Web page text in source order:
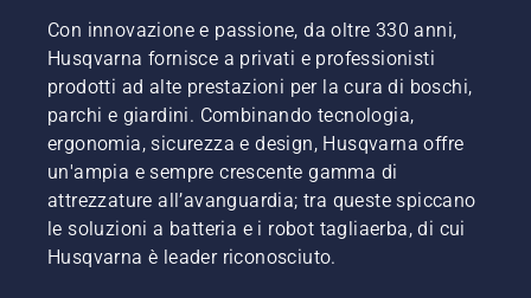
Con innovazione e passione, da oltre 330 anni,
Husqvarna fornisce a privati e professionisti
prodotti ad alte prestazioni per la cura di boschi,
parchi e giardini. Combinando tecnologia,
ergonomia, sicurezza e design, Husqvarna offre
un'ampia e sempre crescente gamma di
attrezzature all’avanguardia; tra queste spiccano
le soluzioni a batteria e i robot tagliaerba, di cui
Husqvarna è leader riconosciuto.